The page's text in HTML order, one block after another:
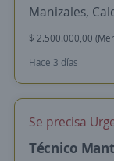
Manizales,
$ 2.500.000,00
Hace 3 días
Se precisa
Técnico